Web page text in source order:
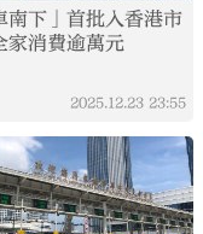
南下」首批入香港市
消費逾萬元
2025.12.23 23:55